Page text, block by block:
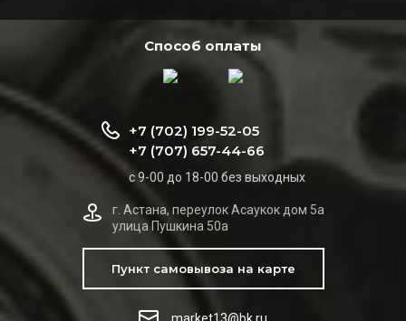
Способ оплаты
+7 (702) 199-52-05
+7 (707) 657-44-66
с 9-00 до 18-00 без выходных
г. Астана, переулок Асаукок дом 5а
улица Пушкина 50а
Пункт самовывоза на карте
market13@bk.ru